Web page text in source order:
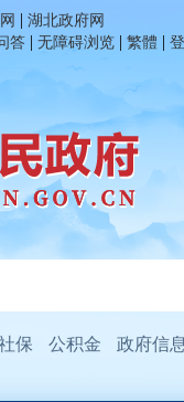
| 湖北政府网
答 | 无障碍浏览 | 繁體 |
保 公积金 政府信